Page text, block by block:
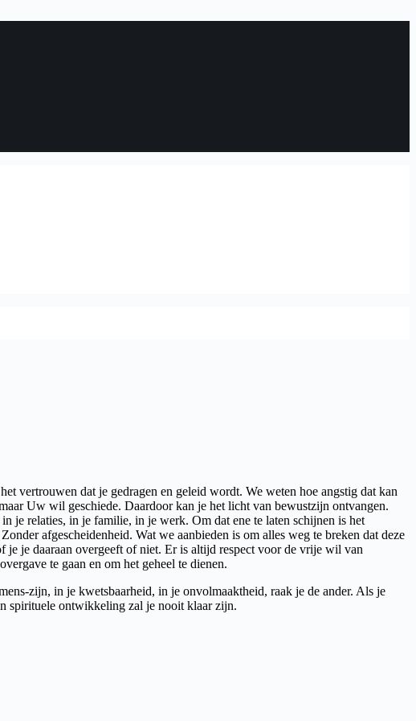
vertrouwen dat je gedragen en geleid wordt. We weten hoe angstig dat kan
Uw wil geschiede. Daardoor kan je het licht van bewustzijn ontvangen.
je relaties, in je familie, in je werk. Om dat ene te laten schijnen is het
afgescheidenheid. Wat we aanbieden is om alles weg te breken dat deze
je daaraan overgeeft of niet. Er is altijd respect voor de vrije wil van
te gaan en om het geheel te dienen.
zijn, in je kwetsbaarheid, in je onvolmaaktheid, raak je de ander. Als je
spirituele ontwikkeling zal je nooit klaar zijn.